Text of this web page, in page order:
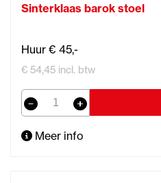
Sinterklaas barok stoel
Huur € 45,-
€ 54,45 incl. btw
Meer info